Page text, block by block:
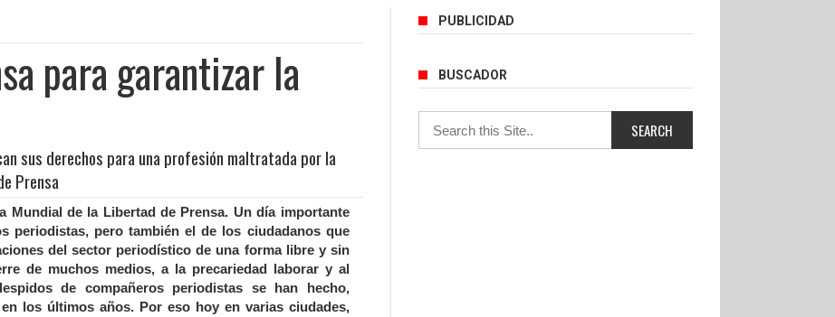
para garantizar la
sus derechos para una profesión maltratada por la
Prensa
Mundial de la Libertad de Prensa. Un día importante
periodistas, pero también el de los ciudadanos que
del sector periodístico de una forma libre y sin
de muchos medios, a la precariedad laborar y al
de compañeros periodistas se han hecho,
los últimos años. Por eso hoy en varias ciudades,
PUBLICIDAD
BUSCADOR